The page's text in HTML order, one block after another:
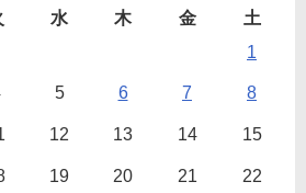
水 木 金
土
1
5 6 7 8
12 13 14 15
19 20 21 22